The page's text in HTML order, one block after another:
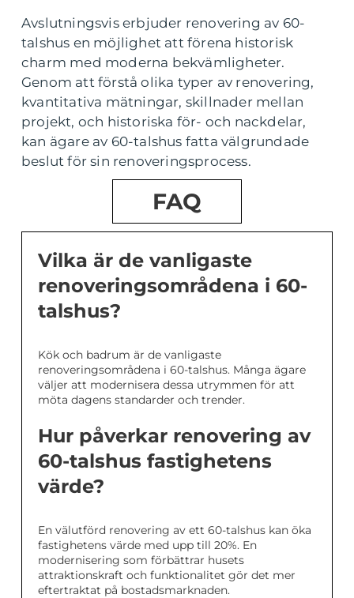
Avslutningsvis erbjuder renovering av 60-
talshus en möjlighet att förena historisk
charm med moderna bekvämligheter.
Genom att förstå olika typer av renovering,
kvantitativa mätningar, skillnader mellan
projekt, och historiska för- och nackdelar,
kan ägare av 60-talshus fatta välgrundade
beslut för sin renoveringsprocess.
FAQ
Vilka är de vanligaste
renoveringsområdena i 60-
talshus?
Kök och badrum är de vanligaste
renoveringsområdena i 60-talshus. Många ägare
väljer att modernisera dessa utrymmen för att
möta dagens standarder och trender.
Hur påverkar renovering av
60-talshus fastighetens
värde?
En välutförd renovering av ett 60-talshus kan öka
fastighetens värde med upp till 20%. En
modernisering som förbättrar husets
attraktionskraft och funktionalitet gör det mer
eftertraktat på bostadsmarknaden.